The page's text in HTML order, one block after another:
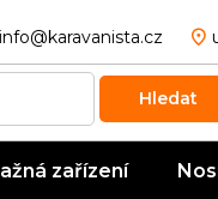
info@karavanista.cz
Hledat
zařízení